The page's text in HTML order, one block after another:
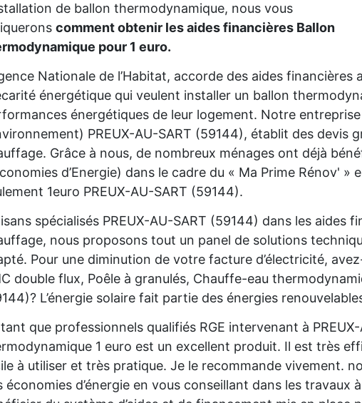
de ballon thermodynamique, nous vous
comment obtenir les aides financières Ballon
pour 1 euro.
Nationale de l’Habitat, accorde des aides
énergétique qui veulent installer un ballon
énergétiques de leur logement. Notre
PREUX-AU-SART (59144), établit des devis
Grâce à nous, de nombreux ménages ont déjà
d’Energie) dans le cadre du « Ma Prime Rénov'
1euro PREUX-AU-SART (59144).
spécialisés PREUX-AU-SART (59144) dans les aides
nous proposons tout un panel de solutions
Pour une diminution de votre facture d’électricité,
double flux, Poêle à granulés, Chauffe-eau
L’énergie solaire fait partie des énergies
que professionnels qualifiés RGE intervenant à
1 euro est un excellent produit. Il est très
à utiliser et très pratique. Je le recommande vivement.
économies d’énergie en vous conseillant dans les travaux